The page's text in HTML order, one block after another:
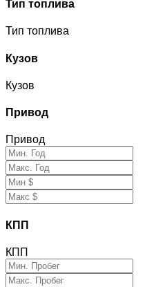
Тип топлива
Тип топлива
Кузов
Кузов
Привод
Привод
КПП
КПП